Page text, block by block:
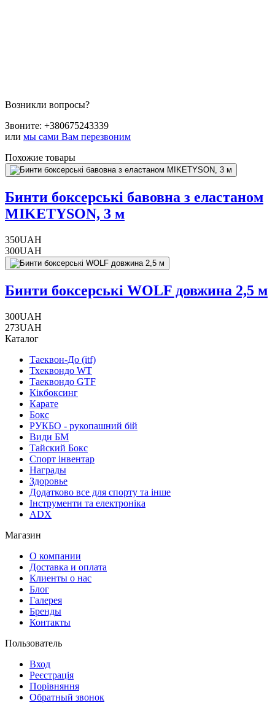
Возникли вопросы?
Звоните: +380675243339
или мы сами Вам перезвоним
Похожие товары
Бинти боксерські бавовна з еластаном
MIKETYSON, 3 м
350UAH
300UAH
Бинти боксерські WOLF довжина 2,5 м
300UAH
273UAH
Каталог
Таеквон-До (itf)
Тхеквондо WT
Таеквондо GTF
Кікбоксинг
Карате
Бокс
РУКБО - рукопашний бій
Види БМ
Тайский Бокс
Спорт інвентар
Награды
Здоровье
Додатково все для спорту та інше
Інструменти та електроніка
ADX
Магазин
О компании
Доставка и оплата
Клиенты о нас
Блог
Галерея
Бренды
Контакты
Пользователь
Вход
Реєстрація
Порівняння
Обратный звонок